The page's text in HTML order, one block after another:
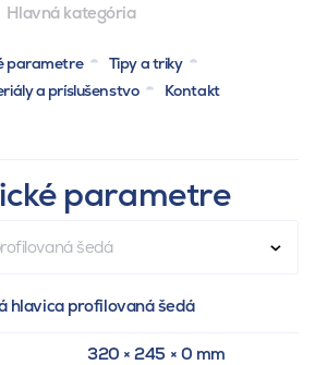
Hlavná kategória
parametre
Tipy a triky
a príslušenstvo
Kontakt
parametre
šedá
hlavica profilovaná šedá
320 × 245 × 0 mm